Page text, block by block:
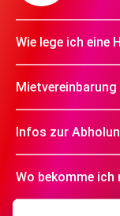
Wie lege ich eine
Infos zur
Wo bekomme